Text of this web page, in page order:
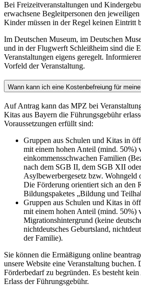
Bei Freizeitveranstaltungen und
erwachsene Begleitpersonen den
Kinder müssen in der Regel keinen Eintritt
Im Deutschen Museum, im Deutschen
und in der Flugwerft Schleißheim sind die
Veranstaltungen eigens geregelt.
Vorfeld der Veranstaltung.
Wann kann ich eine Kostenbefreiung für
Auf Antrag kann das MPZ bei
Kitas aus Bayern die Führungsgebühr
Voraussetzungen erfüllt sind:
Gruppen aus Schulen und Kitas in
mit einem hohen Anteil (mind. 50%)
einkommensschwachen Familien
nach dem SGB II, dem SGB XII
Asylbewerbergesetz bzw. Wohngeld
Die Förderung orientiert sich an den
Bildungspaketes „Bildung und
Gruppen aus Schulen und Kitas in
mit einem hohen Anteil (mind. 50%)
Migrationshintergrund (keine
nichtdeutsches Geburtsland,
der Familie).
Sie können die Ermäßigung online
unsere Website eine Veranstaltung buchen.
Förderbedarf zu begründen. Es besteht
Erlass der Führungsgebühr.